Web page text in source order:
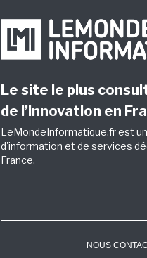
Le site le plus
de l’innovation en
LeMondeInformatique.fr est
d'information et de services
France.
NOUS